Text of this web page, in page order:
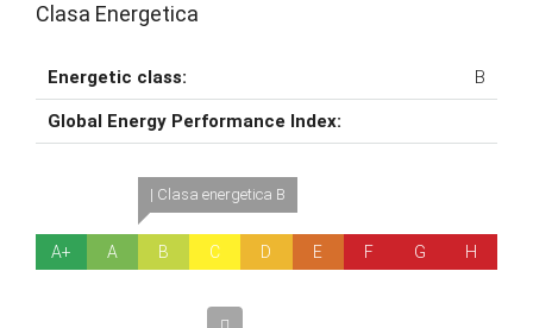
Clasa Energetica
Energetic class: B
Global Energy Performance Index:
A+ A
| Clasa energetica B
B C D E F G H